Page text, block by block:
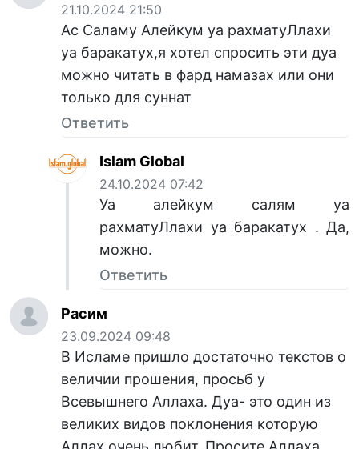
21.10.2024 21:50
Ас Саламу Алейкум уа рахматуЛлахи
уа баракатух,я хотел спросить эти дуа
можно читать в фард намазах или они
только для суннат
Ответить
Islam Global
24.10.2024 07:42
Уа алейкум салям уа
рахматуЛлахи уа баракатух . Да,
можно.
Ответить
Расим
23.09.2024 09:48
В Исламе пришло достаточно текстов о
величии прошения, просьб у
Всевышнего Аллаха. Дуа- это один из
великих видов поклонения которую